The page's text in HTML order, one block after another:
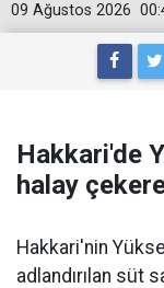
09 Ağustos 2026
Hakkari'de
halay
Hakkari'nin
adlandırılan süt